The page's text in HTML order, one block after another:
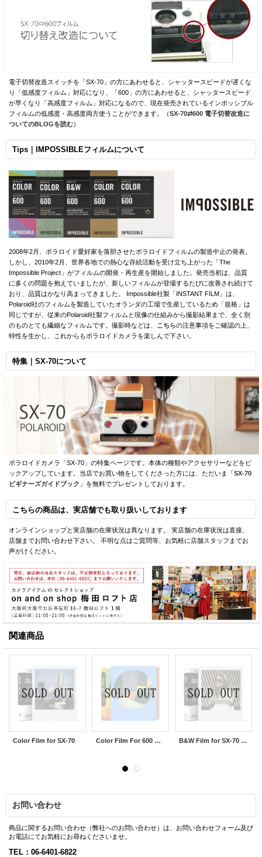
電子切替改造スイッチを「SX-70」の方にあわせると、シャッタースピードが遅くな
り「低感度フィルム」対応になり、「600」の方にあわせると、シャッタースピード
が早くなり「高感度フィルム」対応になるので、現在発売されているインポッシブル
フィルムの低感度・高感度両方使うことができます。（SX-70⇄600 電子切替改造に
ついてのBLOGを読む）
Tips｜IMPOSSIBLEフィルムについて
2008年2月、ポラロイド愛好家を落胆させたポラロイドフィルムの製造中止の発表。
しかし、2010年2月、世界各地での熱心な存続活動を受け立ち上がった「The
Impossible Project」がフィルムの開発・再生産を開始しました。発売当初は、品質
に多くの問題を抱えていましたが、新しいフィルムが登場するたびに改善され続けて
おり、品質はかなり高まってきました。 Impossible社製「INSTANT FILM」は、
Polaroid社のフィルムを製造していたオランダの工場で生産しているため「規格」は
同じですが、従来のPolaroid社製フィルムと現像の仕組みから撮影結果まで、全く別
のものとても繊細なフィルムです。撮影時などは、 こちらの注意事項をご確認の上、
特性を生かし、これからもポラロイドカメラを楽しんで下さい。
特集｜SX-70について
ポラロイドカメラ「SX-70」の特集ページです。本体の種類やアクセサリーなどをピ
ックアップしています。当店でお買い物をしてくださった方には、ただいま「 SX-70
ビギナーズガイドブック 」を無料でプレゼントしております。
こちらの商品は、実店舗でも取り扱いしております
オンラインショップと実店舗の在庫状況は異なります。 実店舗の在庫状況は直接、
店舗までお問い合わせ下さい。 不明な点はご質問等、お気軽に店舗スタッフまでお
声がけください。
関連商品
Color Film for SX-70 Color Film For 600 Round Color Frames ※NEW B&W Film for SX-70 Generation 2.0
お問い合わせ
商品に関するお問い合わせ（弊社へのお問い合わせ）は、お問い合わせフォーム及び
お電話にてお気軽にお尋ねくださいませ。
TEL：06-6401-6822